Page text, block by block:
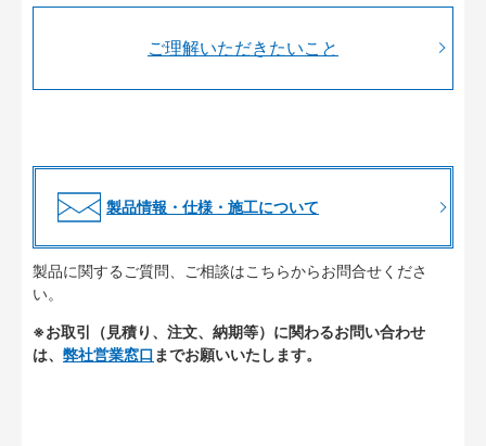
ご理解いただきたいこと
製品情報・仕様・施工について
製品に関するご質問、ご相談はこちらからお問合せくださ
い。
※お取引（見積り、注文、納期等）に関わるお問い合わせ
は、 弊社営業窓口 までお願いいたします。